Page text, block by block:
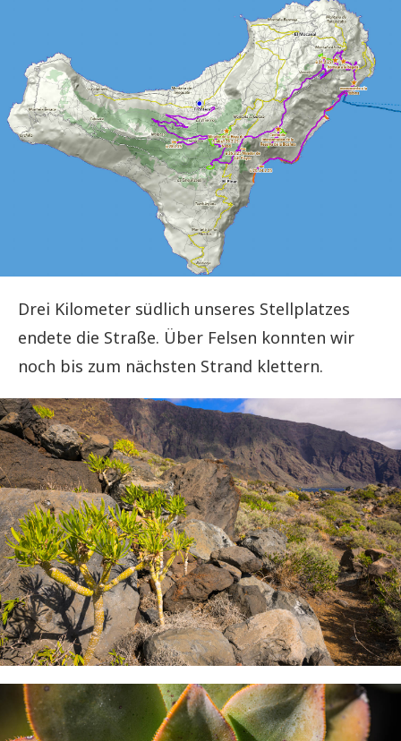
Drei Kilometer südlich unseres Stellplatzes
endete die Straße. Über Felsen konnten wir
noch bis zum nächsten Strand klettern.